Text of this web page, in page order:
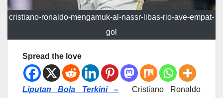
cristiano-ronaldo-mengamuk-al-nassr-libas-rio-ave-empat-
gol
Spread the love
Liputan Bola Terkini – Cristiano Ronaldo